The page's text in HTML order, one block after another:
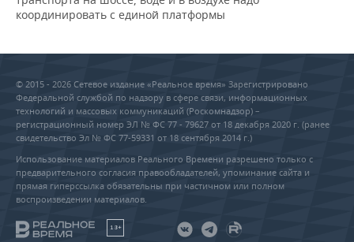
координировать с единой платформы
© 2015 - 2026 Сетевое издание «Реальное время» Зарегистрировано
Федеральной службой по надзору в сфере связи, информационных
технологий и массовых коммуникаций (Роскомнадзор) –
регистрационный номер ЭЛ № ФС 77 - 79627 от 18 декабря 2020 г. (ранее
свидетельство Эл № ФС 77-59331 от 18 сентября 2014 г.)
Использование материалов Реального Времени разрешено только с
предварительного согласия правообладателей, упоминание сайта и
прямая гиперссылка обязательны при частичном или полном
воспроизведении материалов.
18+